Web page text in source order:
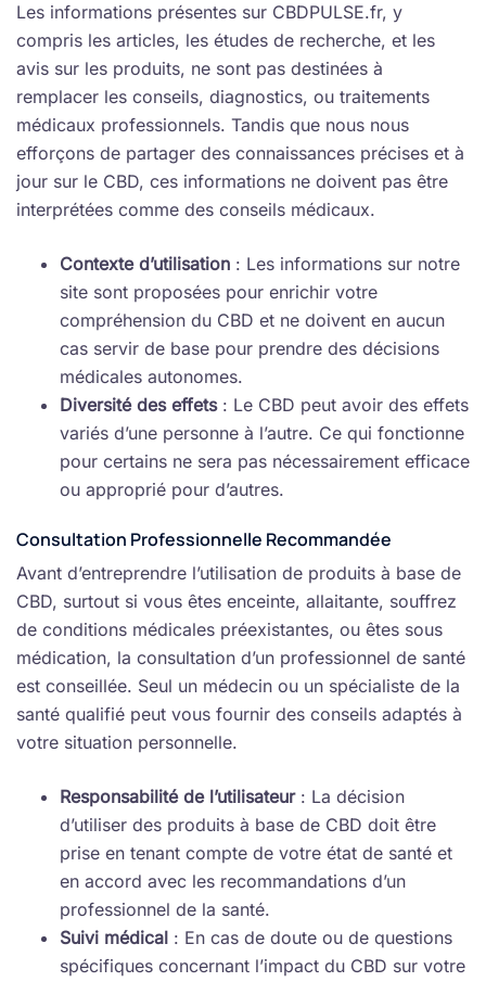
Les informations présentes sur CBDPULSE.fr, y
compris les articles, les études de recherche, et les
avis sur les produits, ne sont pas destinées à
remplacer les conseils, diagnostics, ou traitements
médicaux professionnels. Tandis que nous nous
efforçons de partager des connaissances précises et à
jour sur le CBD, ces informations ne doivent pas être
interprétées comme des conseils médicaux.
Contexte d’utilisation : Les informations sur notre
site sont proposées pour enrichir votre
compréhension du CBD et ne doivent en aucun
cas servir de base pour prendre des décisions
médicales autonomes.
Diversité des effets: Le CBD peut avoir des effets
variés d’une personne à l’autre. Ce qui fonctionne
pour certains ne sera pas nécessairement efficace
ou approprié pour d’autres.
Consultation Professionnelle Recommandée
Avant d’entreprendre l’utilisation de produits à base de
CBD, surtout si vous êtes enceinte, allaitante, souffrez
de conditions médicales préexistantes, ou êtes sous
médication, la consultation d’un professionnel de santé
est conseillée. Seul un médecin ou un spécialiste de la
santé qualifié peut vous fournir des conseils adaptés à
votre situation personnelle.
Responsabilité de l’utilisateur: La décision
d’utiliser des produits à base de CBD doit être
prise en tenant compte de votre état de santé et
en accord avec les recommandations d’un
professionnel de la santé.
Suivi médical : En cas de doute ou de questions
spécifiques concernant l’impact du CBD sur votre